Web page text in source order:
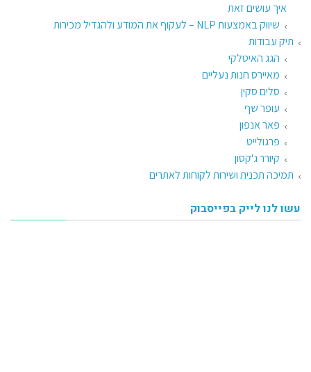
איך עושים זאת​
שיווק באמצעות NLP – לעקוף את המודע ולהגדיל מכירות
תיק עבודות
הגג האיטלקי
מאיירס חנות נעליים
סלים סקין
עופר שף
פאר אנפון
פרגולייט
קיורר ג'קסון
תמיכה תכנית ושירות לקוחות לאתרים
עשו לנו לייק בפייסבוק